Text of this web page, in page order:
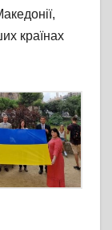
країнах